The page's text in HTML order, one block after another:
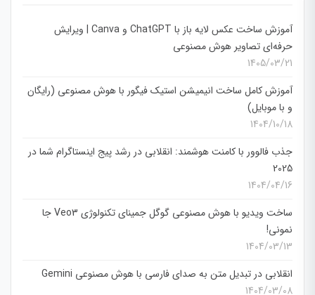
آموزش ساخت عکس لایه باز با ChatGPT و Canva | ویرایش
حرفه‌ای تصاویر هوش مصنوعی
1405/03/21
آموزش کامل ساخت انیمیشن استیک فیگور با هوش مصنوعی (رایگان
و با موبایل)
1404/10/18
جذب فالوور با کامنت هوشمند: انقلابی در رشد پیج اینستاگرام شما در
2025
1404/04/16
ساخت ویدیو با هوش مصنوعی گوگل جمینای تکنولوژی Veo3 جا
نمونی!
1404/03/13
انقلابی در تبدیل متن به صدای فارسی با هوش مصنوعی Gemini
1404/03/08